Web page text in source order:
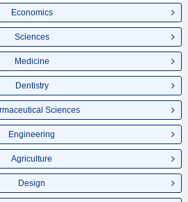
Economics
Sciences
Medicine
Dentistry
Sciences
Engineering
Agriculture
Design